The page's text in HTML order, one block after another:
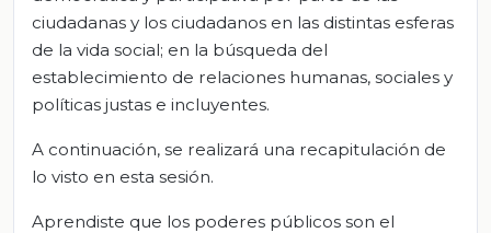
ciudadanas y los ciudadanos en las distintas esferas
de la vida social; en la búsqueda del
establecimiento de relaciones humanas, sociales y
políticas justas e incluyentes.
A continuación, se realizará una recapitulación de
lo visto en esta sesión.
Aprendiste que los poderes públicos son el